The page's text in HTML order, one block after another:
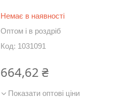
Немає в наявності
Оптом і в роздріб
Код: 1031091
664,62 ₴
Показати оптові ціни